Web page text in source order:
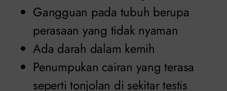
Gangguan pada tubuh berupa
perasaan yang tidak nyaman
Ada darah dalam kemih
Penumpukan cairan yang terasa
seperti tonjolan di sekitar testis